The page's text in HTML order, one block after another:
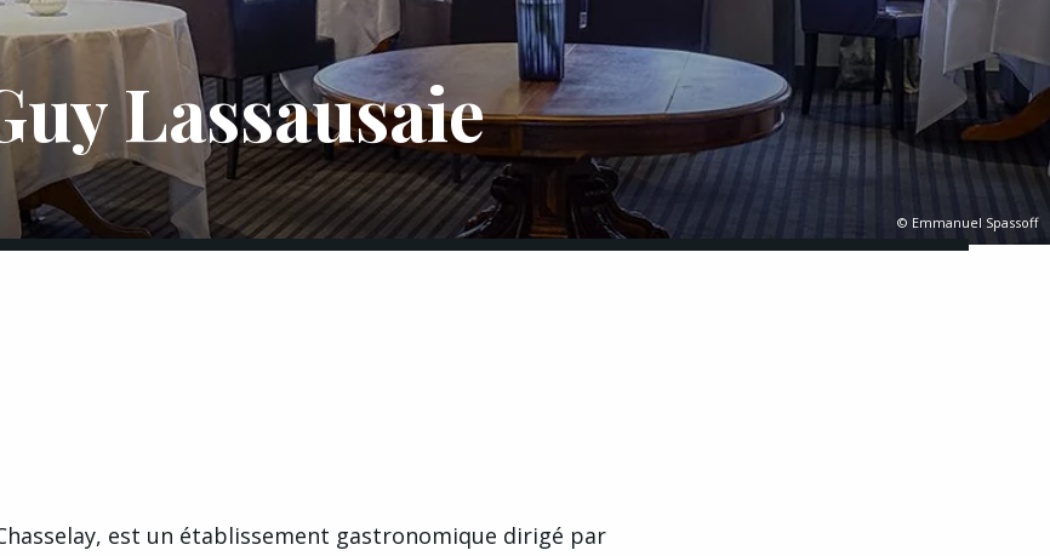
© Emmanuel Spassoff
Lassausaie
est un établissement gastronomique dirigé par